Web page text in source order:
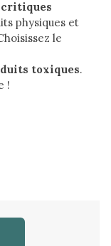
critiques
physiques et
le
toxiques.
!